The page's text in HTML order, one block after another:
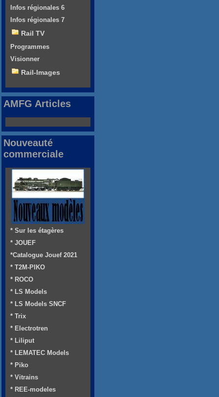
Infos régionales 6
Infos régionales 7
Rail TV
Programmes
Visionner
Rail-Images
AMFG Articles
Nouveauté
commerciale
* Sur les étagères
* JOUEF
*Catalogue Jouef 2021
* T2M-PIKO
* ROCO
* LS Models
* LS Models SNCF
* Trix
* Electrotren
* Liliput
* LEMATEC Models
* Piko
* Vitrains
* REE-modeles